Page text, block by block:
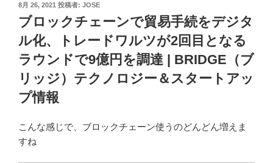
投
日:
8月 26, 2021 投稿者: JOSE
ブロックチェーンで貿易手続をデジタ
ル化、トレードワルツが2回目となる
ラウンドで9億円を調達 | BRIDGE（ブ
リッジ）テクノロジー＆スタートアッ
プ情報
こんな感じで、ブロックチェーン使うのどんどん増えま
すね